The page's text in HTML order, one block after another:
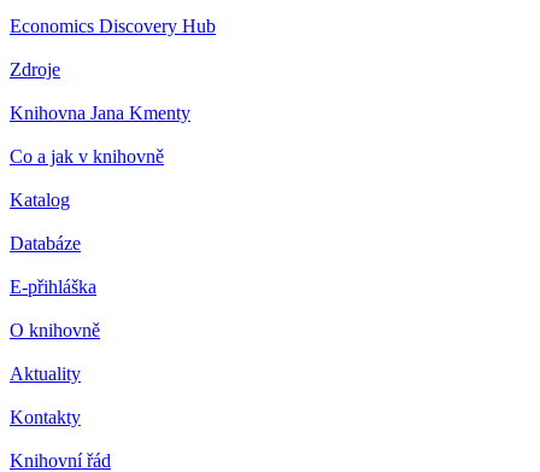
Economics Discovery Hub
Zdroje
Knihovna Jana Kmenty
Co a jak v knihovně
Katalog
Databáze
E-přihláška
O knihovně
Aktuality
Kontakty
Knihovní řád